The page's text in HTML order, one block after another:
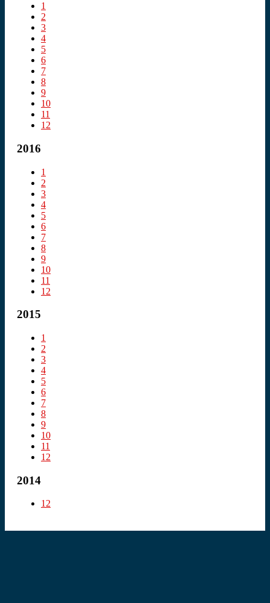
1
2
3
4
5
6
7
8
9
10
11
12
2016
1
2
3
4
5
6
7
8
9
10
11
12
2015
1
2
3
4
5
6
7
8
9
10
11
12
2014
12